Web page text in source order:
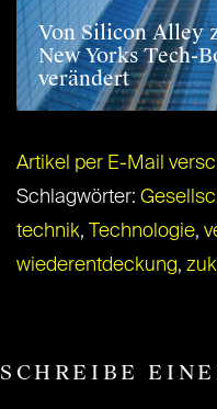
Von Silicon Alley
New Yorks Tech-
verändert
Artikel per E-Mail
Schlagwörter:
technik, Technologie,
wiederentdeckung,
SCHREIBE